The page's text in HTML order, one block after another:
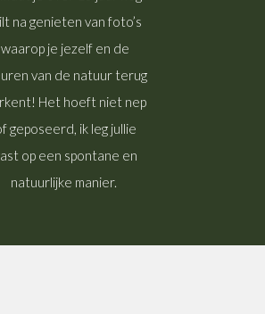
na genieten van foto’s
waarop je jezelf en de
van de natuur terug
Het hoeft niet nep
geposeerd, ik leg jullie
op een spontane en
natuurlijke manier.